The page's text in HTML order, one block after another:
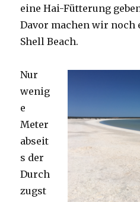
eine Hai-Fütterung
Davor machen wir noch
Shell Beach.
Nur
wenig
e
Meter
abseit
s der
Durch
zugst